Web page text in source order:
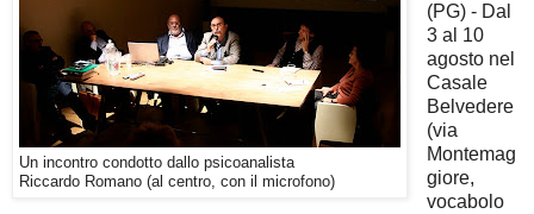
Un incontro condotto dallo psicoanalista
Riccardo Romano (al centro, con il microfono)
(PG) - Dal
3 al 10
agosto nel
Casale
Belvedere
(via
Montemag
giore,
vocabolo